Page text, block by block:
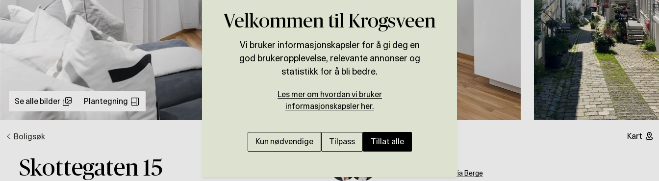
Se alle bilder Plantegning
Boligsøk Kart
Skottegaten 15 Maria Berge
Velkommen til Krogsveen
Vi bruker informasjonskapsler for å gi deg en
god brukeropplevelse, relevante annonser og
statistikk for å bli bedre.
Les mer om hvordan vi bruker
informasjonskapsler her.
Kun nødvendige Tilpass Tillat alle